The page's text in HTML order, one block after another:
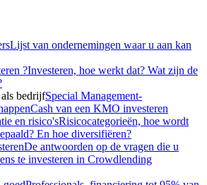
Lijst van ondernemingen waar u aan kan
?Investeren, hoe werkt dat? Wat zijn de
bedrijfSpecial Management-
Cash van een KMO investeren
en risico'sRisicocategorieën, hoe wordt
En hoe diversifiëren?
De antwoorden op de vragen die u
te investeren in Crowdlending